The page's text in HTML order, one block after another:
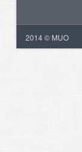
2014 © MUO